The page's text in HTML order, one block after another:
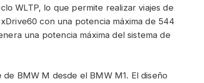
WLTP, lo que permite realizar viajes de
con una potencia máxima de 544
una potencia máxima del sistema de
BMW M desde el BMW M1. El diseño